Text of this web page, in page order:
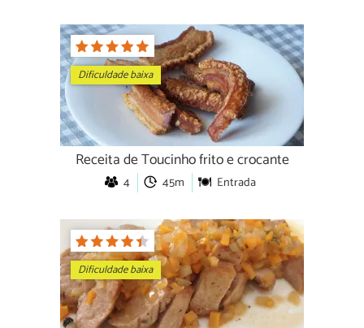
Dificuldade baixa
Receita de Toucinho frito e crocante
4 45m Entrada
Dificuldade baixa